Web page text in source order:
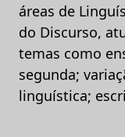
áreas de
do Discurso,
temas como
segunda;
linguística;